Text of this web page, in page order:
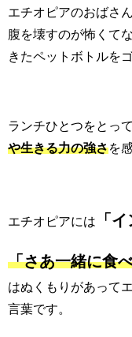
エチオピアのおばさ
腹を壊すのが怖くて
きたペットボトルを
ランチひとつをとって
や生きる力の強さを
エチオピアには 「
「さあ一緒に食
はぬくもりがあって
言葉です。